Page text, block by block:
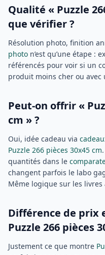
Qualité « Puzzle
que vérifier ?
Résolution photo, finition
photo n’est qu’une étape :
référencés pour voir si un
produit moins cher ou
Peut-on offrir «
cm » ?
Oui, idée cadeau via
Puzzle 266 pièces 30x45 cm
quantités dans le
changent parfois le labo
Même logique sur les
Différence de prix
Puzzle 266 pièces
Justement ce que montre